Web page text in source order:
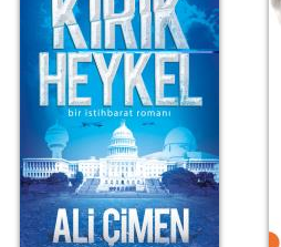
Kırık Heykel